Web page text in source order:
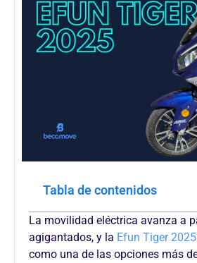
Tabla de contenidos
La movilidad eléctrica avanza a
agigantados, y la Efun Tiger 2025
como una de las opciones más